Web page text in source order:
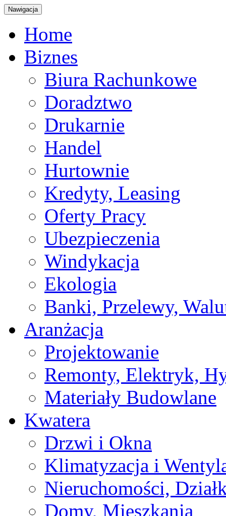
Nawigacja
Home
Biznes
Biura Rachunkowe
Doradztwo
Drukarnie
Handel
Hurtownie
Kredyty, Leasing
Oferty Pracy
Ubezpieczenia
Windykacja
Ekologia
Banki, Przelewy,
Aranżacja
Projektowanie
Remonty, Elektryk,
Materiały Budowlane
Kwatera
Drzwi i Okna
Klimatyzacja i
Nieruchomości,
Domy, Mieszkania